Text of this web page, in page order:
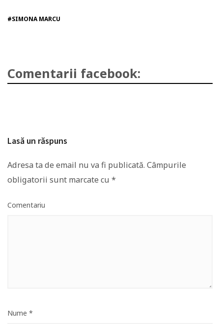
#SIMONA MARCU
Comentarii facebook:
Lasă un răspuns
Adresa ta de email nu va fi publicată. Câmpurile
obligatorii sunt marcate cu *
Comentariu
Nume *